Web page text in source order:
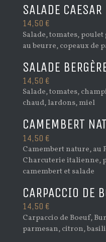
SALADE CAESAR
14,50 €
Salade, tomates,
au beurre, copeaux de
SALADE
14,50 €
Salade, tomates,
chaud, lardons, miel
CAMEMBERT
14,50 €
Camembert nature, au
Charcuterie italienne,
camembert et salade
CARPACCIO DE
14,50 €
Carpaccio de Boeuf,
parmesan, citron,